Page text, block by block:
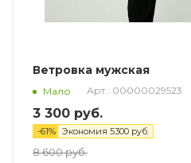
Ветровка мужская
Мало Арт.: 00000029523
3 300 руб.
-61% Экономия 5300 руб.
8 600руб.